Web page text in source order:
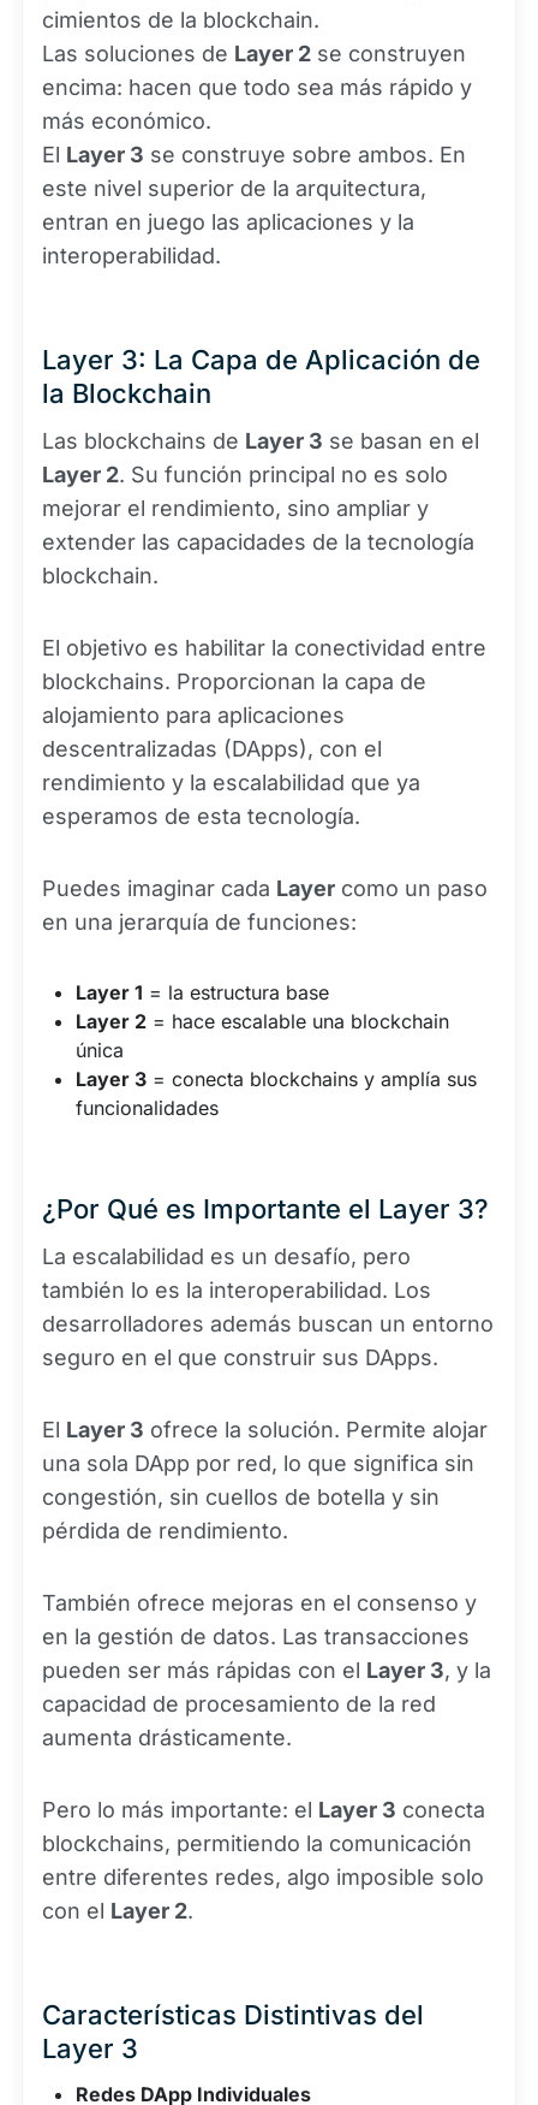
cimientos de la blockchain.
Las soluciones de Layer 2 se construyen
encima: hacen que todo sea más rápido y
más económico.
El Layer 3 se construye sobre ambos. En
este nivel superior de la arquitectura,
entran en juego las aplicaciones y la
interoperabilidad.
Layer 3: La Capa de Aplicación de
la Blockchain
Las blockchains de Layer 3 se basan en el
Layer 2. Su función principal no es solo
mejorar el rendimiento, sino ampliar y
extender las capacidades de la tecnología
blockchain.
El objetivo es habilitar la conectividad entre
blockchains. Proporcionan la capa de
alojamiento para aplicaciones
descentralizadas (DApps), con el
rendimiento y la escalabilidad que ya
esperamos de esta tecnología.
Puedes imaginar cada Layer como un paso
en una jerarquía de funciones:
Layer 1 = la estructura base
Layer 2 = hace escalable una blockchain
única
Layer 3 = conecta blockchains y amplía sus
funcionalidades
¿Por Qué es Importante el Layer 3?
La escalabilidad es un desafío, pero
también lo es la interoperabilidad. Los
desarrolladores además buscan un entorno
seguro en el que construir sus DApps.
El Layer 3 ofrece la solución. Permite alojar
una sola DApp por red, lo que significa sin
congestión, sin cuellos de botella y sin
pérdida de rendimiento.
También ofrece mejoras en el consenso y
en la gestión de datos. Las transacciones
pueden ser más rápidas con el Layer 3, y la
capacidad de procesamiento de la red
aumenta drásticamente.
Pero lo más importante: el Layer 3 conecta
blockchains, permitiendo la comunicación
entre diferentes redes, algo imposible solo
con el Layer 2.
Características Distintivas del
Layer 3
Redes DApp Individuales